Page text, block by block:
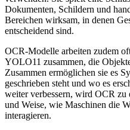
Dokumenten, Schildern und
Bereichen wirksam, in denen
entscheidend sind.
OCR-Modelle arbeiten zudem
YOLO11 zusammen, die
Zusammen ermöglichen sie es
geschrieben steht und wo es
weiter verbessern, wird OCR zu
und Weise, wie Maschinen die
interagieren.